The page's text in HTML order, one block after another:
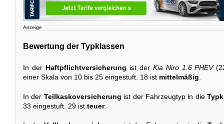
Anzeige
Bewertung der Typklassen
In der Haftpflichtversicherung ist der Kia Niro 1.6 PHEV
einer Skala von 10 bis 25 eingestuft. 18 ist mittelmäßig
In der Teilkaskoversicherung ist der Fahrzeugtyp in die
33 eingestuft. 29 ist teuer.